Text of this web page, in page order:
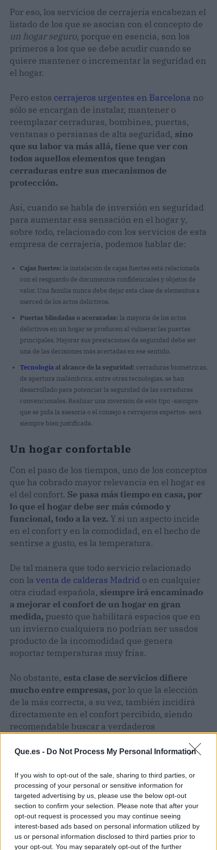
Que.es - Do Not Process My Personal Information
If you wish to opt-out of the sale, sharing to third parties, or
processing of your personal or sensitive information for
targeted advertising by us, please use the below opt-out
section to confirm your selection. Please note that after your
opt-out request is processed you may continue seeing
interest-based ads based on personal information utilized by
us or personal information disclosed to third parties prior to
your opt-out. You may separately opt-out of the further
Por eso, los servicios de cerrajería encabezan el
listado de los que se asocian con el concepto de
un hogar seguro, porque en esencia, son los
primeros a los que se debe acudir cuando se
quiere mantener o incrementar la seguridad en
el hogar.
Pero estos cerrajeros urgentes en Barcelona no
sólo se encargan de instalar, mantener o
reemplazar cerraduras, bombines, puertas,
ventanas o persianas de alta seguridad, sino
que su labor va más allá, tiene que ver con
todos aquellos elementos que tengan
cerraduras entre sus mecanismos de
protección.
Así, cuando se habla de inversión en seguridad
para aumentar esa sensación en el hogar y,
sobre todo, relacionado con los servicios de esta
empresa de cerrajería, podemos hablar de:
Cajas fuertes: la instalación de cajas fuertes está relacionada
con el resguardo de documentos confidenciales y objetos de
valor. Una familia nunca debe dejar esta clase de elementos a
merced de los actos delictivos.
Puertas blindadas o acorazadas: la mayoría de los actos
delictivos en un hogar se producen al vulnerar las puertas
principales. Mejorar sus prestaciones de seguridad debe ser
una de las decisiones más acertadas en ese sentido.
Tecnologíaal alcance de la seguridad: cerraduras biométricas,
de apertura inalámbrica, entre otras tecnologías, se han
desarrollado para potenciar la seguridad de las cerraduras
convencionales. Realizar una inversión de este tipo -siempre
que se pida la asesoría o el consejo a cerrajeros expertos- será
siempre bien justificada.
Un hogar confortable
Con el paso de los tiempos, uno de los conceptos
que ha cobrado mayor relevancia en el hogar es
el del confort. Se pasa más tiempo en casa, por
lo que el hogar debe ser más cómodo y
funcional, todo a la vez. Y si un aspecto incide
en el confort y en la comodidad, en el hecho de
sentirse a gusto, es la temperatura.
De tal manera que todo servicio relacionado
con la venta de calderas Madrid o en cualquier
otra ciudad española, siempre irá encaminado
a mejorar el confort de un hogar en gran
medida, puesto que habilitará espacios que en
un invierno cualquiera no podrían ser usados
producto de la incomodidad que genera
soportar temperaturas muy frías.
No obstante, esta clase de servicios difiere
mucho entre empresas, por lo que la elección
de la más correcta, a su vez, también incidirá
directamente en el confort percibido, siendo
recomendable buscar a verdaderos
climatización y, precisamente, en la venta e
experiencia o trayectoria comercial, y que
dispongan de las mejores marcas a un precio
relativamente competitivo -tras haber
considerado las otras características de rigor-.